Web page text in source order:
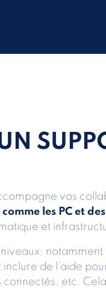
vos
les PC et
et
notamment
de l’aide
etc.